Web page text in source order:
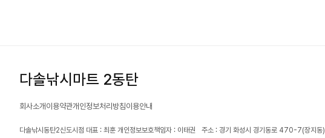
다솔낚시마트 2동탄
회사소개 이용약관개인정보처리방침이용안내
다솔낚시동탄2신도시점 대표 : 최훈 개인정보보호책임자 : 이태권 주소 : 경기 화성시 경기동로 470-7(장지동)